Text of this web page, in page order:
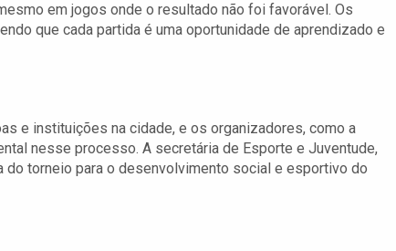
em jogos onde o resultado não foi favorável. Os
que cada partida é uma oportunidade de aprendizado e
e instituições na cidade, e os organizadores, como a
nesse processo. A secretária de Esporte e Juventude,
do torneio para o desenvolvimento social e esportivo do